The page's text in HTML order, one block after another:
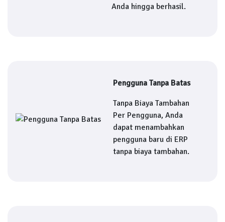
Anda hingga berhasil.
Pengguna Tanpa Batas
Tanpa Biaya Tambahan
Per Pengguna, Anda
dapat menambahkan
pengguna baru di ERP
tanpa biaya tambahan.